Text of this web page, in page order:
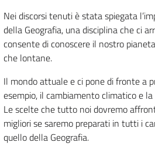
Nei discorsi tenuti è stata spiegata
della Geografia, una disciplina che ci
consente di conoscere il nostro
che lontane.
Il mondo attuale e ci pone di fronte a
esempio, il cambiamento climatico e
Le scelte che tutto noi dovremo
migliori se saremo preparati in tutti i
quello della Geografia.